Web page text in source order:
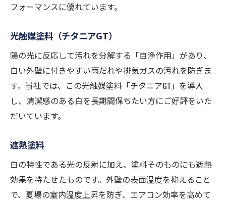
フォーマンスに優れています。
光触媒塗料（チタニアGT）
陽の光に反応して汚れを分解する「自浄作用」があり、
白い外壁に付きやすい雨だれや排気ガスの汚れを防ぎま
す。当社では、この光触媒塗料「チタニアGT」を導入
し、清潔感のある白を長期間保ちたい方にご好評をいた
だいています。
遮熱塗料
白の特性である光の反射に加え、塗料そのものにも遮熱
効果を持たせたものです。外壁の表面温度を抑えること
で、夏場の室内温度上昇を防ぎ、エアコン効率を高めて